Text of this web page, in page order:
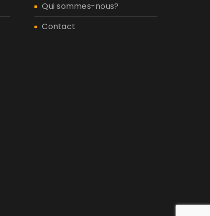
Qui sommes-nous?
Contact